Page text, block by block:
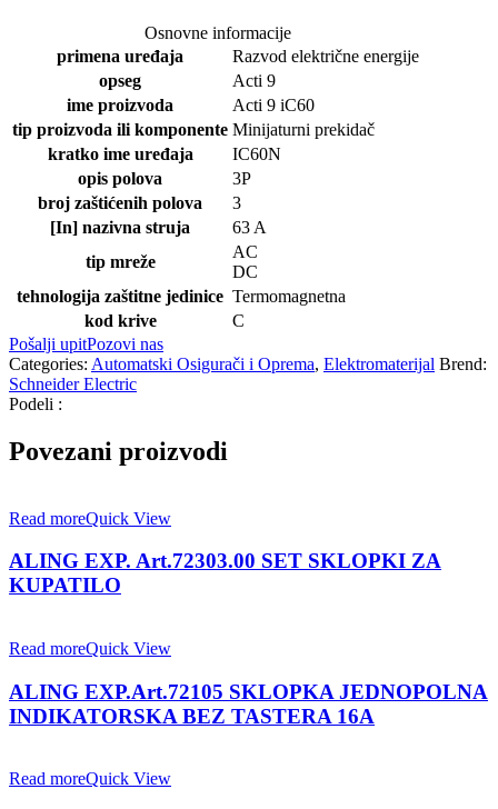
Osnovne informacije
primena uređaja
Razvod električne energije
opseg
Acti 9
ime proizvoda
Acti 9 iC60
tip proizvoda ili komponente Minijaturni prekidač
kratko ime uređaja
IC60N
opis polova
3P
broj zaštićenih polova
3
[In] nazivna struja
63 A
tip mreže
AC
DC
tehnologija zaštitne jedinice Termomagnetna
kod krive
C
Pošalji upitPozovi nas
Categories: Automatski Osigurači i Oprema, Elektromaterijal Brend:
Schneider Electric
Podeli :
Povezani proizvodi
Read moreQuick View
ALING EXP. Art.72303.00 SET SKLOPKI ZA
KUPATILO
Read moreQuick View
ALING EXP.Art.72105 SKLOPKA JEDNOPOLNA
INDIKATORSKA BEZ TASTERA 16A
Read moreQuick View